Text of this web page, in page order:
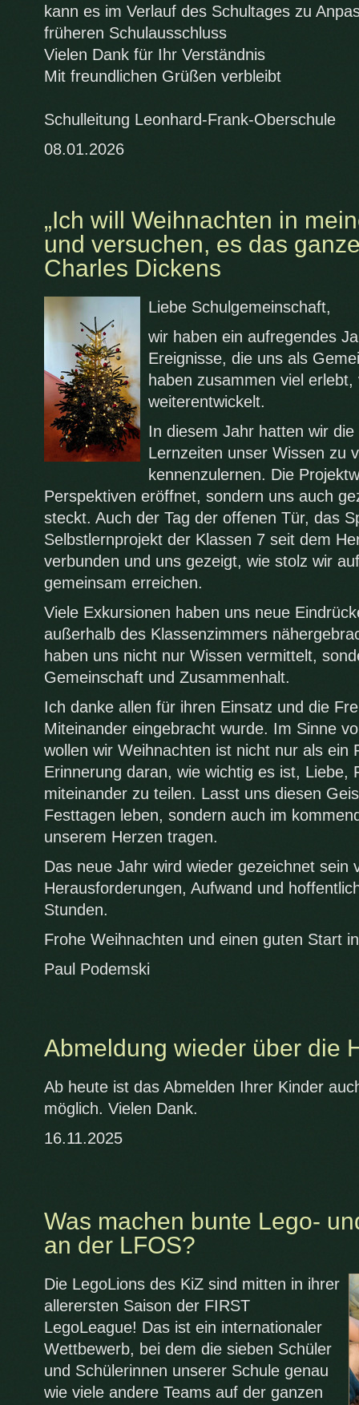
kann es im Verlauf des Schultages zu
früheren Schulausschluss
Vielen Dank für Ihr Verständnis
Mit freundlichen Grüßen verbleibt
Schulleitung Leonhard-Frank-Oberschule
08.01.2026
„Ich will Weihnachten in
und versuchen, es das
Charles Dickens
Liebe Schulgemeinschaft,
wir haben ein aufregendes
Ereignisse, die uns als
haben zusammen viel
weiterentwickelt.
In diesem Jahr hatten wir
Lernzeiten unser Wissen zu
kennenzulernen. Die
Perspektiven eröffnet, sondern uns auch
steckt. Auch der Tag der offenen Tür, das
Selbstlernprojekt der Klassen 7 seit dem
verbunden und uns gezeigt, wie stolz wir
gemeinsam erreichen.
Viele Exkursionen haben uns neue
außerhalb des Klassenzimmers
haben uns nicht nur Wissen vermittelt,
Gemeinschaft und Zusammenhalt.
Ich danke allen für ihren Einsatz und die
Miteinander eingebracht wurde. Im Sinne
wollen wir Weihnachten ist nicht nur als ein
Erinnerung daran, wie wichtig es ist, Liebe,
miteinander zu teilen. Lasst uns diesen
Festtagen leben, sondern auch im
unserem Herzen tragen.
Das neue Jahr wird wieder gezeichnet sein
Herausforderungen, Aufwand und
Stunden.
Frohe Weihnachten und einen guten Start
Paul Podemski
Abmeldung wieder über die
Ab heute ist das Abmelden Ihrer Kinder
möglich. Vielen Dank.
16.11.2025
Was machen bunte Lego-
an der LFOS?
Die LegoLions des KiZ sind mitten in ihrer
allerersten Saison der FIRST
LegoLeague! Das ist ein internationaler
Wettbewerb, bei dem die sieben Schüler
und Schülerinnen unserer Schule genau
wie viele andere Teams auf der ganzen